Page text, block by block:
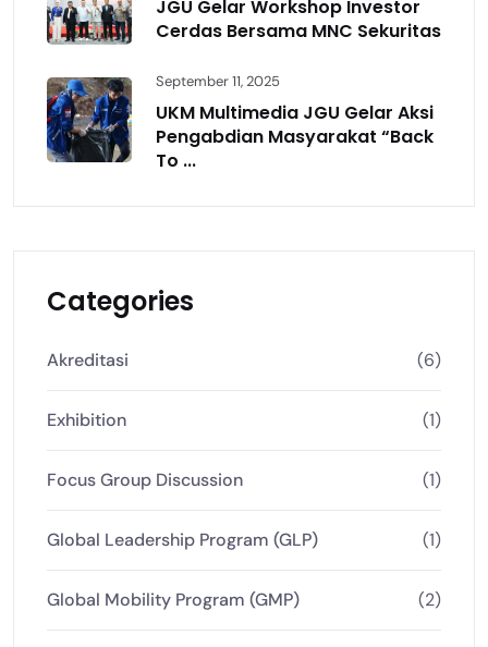
JGU Gelar Workshop Investor
Cerdas Bersama MNC Sekuritas
September 11, 2025
UKM Multimedia JGU Gelar Aksi
Pengabdian Masyarakat “Back
To ...
Categories
Akreditasi (6)
Exhibition (1)
Focus Group Discussion (1)
Global Leadership Program (GLP) (1)
Global Mobility Program (GMP) (2)